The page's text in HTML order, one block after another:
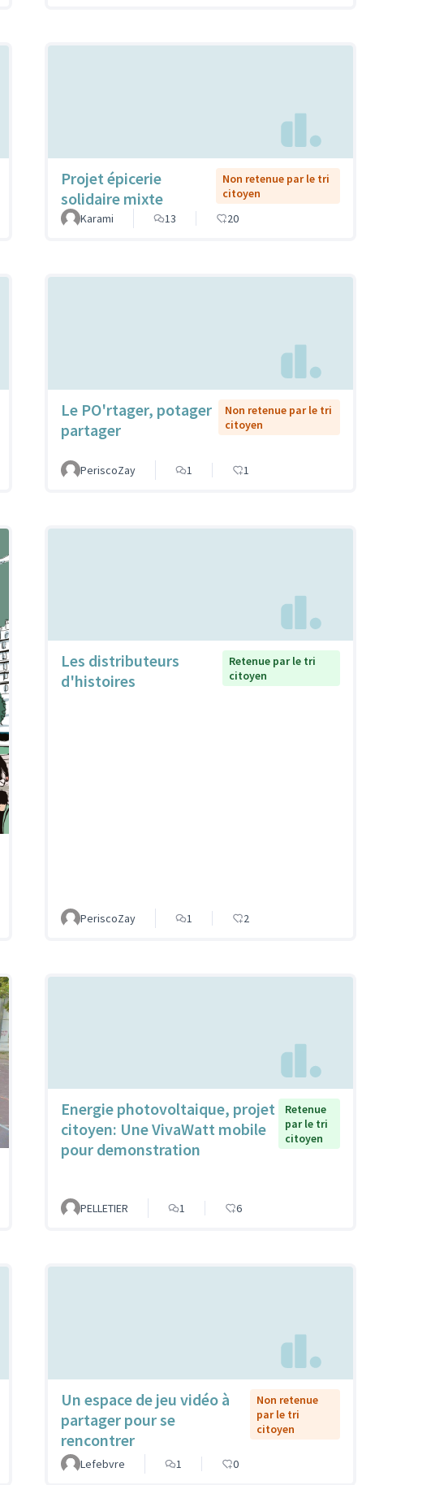
Projet épicerie
solidaire mixte
Non retenue par le tri
citoyen
Karami
13 20
Le PO'rtager, potager
partager
Non retenue par le tri
citoyen
PeriscoZay 1 1
Les distributeurs
d'histoires
Retenue par le tri
citoyen
PeriscoZay 1 2
Energie photovoltaique, projet
citoyen: Une VivaWatt mobile
pour demonstration
Retenue
par le tri
citoyen
PELLETIER 1 6
Un espace de jeu vidéo à
partager pour se
rencontrer
Non retenue
par le tri
citoyen
Lefebvre 1 0